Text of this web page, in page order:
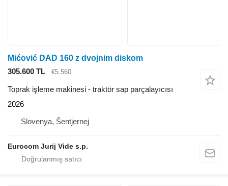
Mićović DAD 160 z dvojnim diskom
305.600 TL
€5.560
Toprak işleme makinesi - traktör sap parçalayıcısı
2026
Slovenya, Šentjernej
Eurocom Jurij Vide s.p.